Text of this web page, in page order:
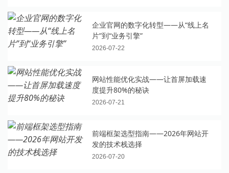
企业官网的数字化转型——从“线上名
片”到“业务引擎”
2026-07-22
网站性能优化实战——让首屏加载速
度提升80%的秘诀
2026-07-21
前端框架选型指南——2026年网站开
发的技术栈选择
2026-07-20